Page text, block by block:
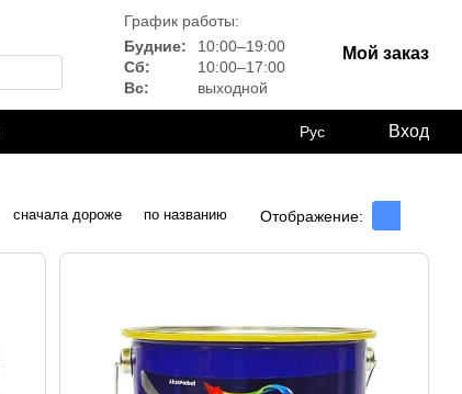
График работы:
Будние:
10:00–19:00
Сб:
10:00–17:00
Вс:
выходной
Мой заказ
Рус Вход
сначала дороже по названию Отображение: